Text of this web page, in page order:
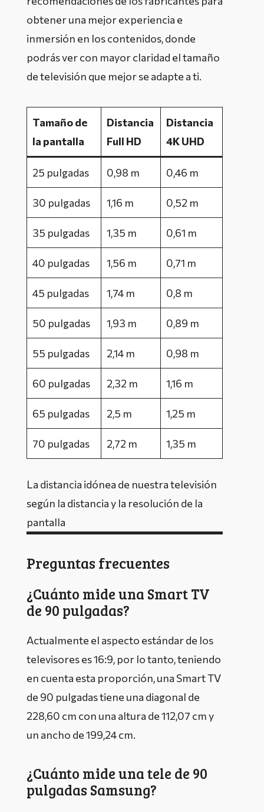
obtener una mejor experiencia e
inmersión en los contenidos, donde
podrás ver con mayor claridad el tamaño
de televisión que mejor se adapte a ti.
Tamaño de
la pantalla
Distancia
Full HD
Distancia
4K UHD
25 pulgadas 0,98 m 0,46 m
30 pulgadas 1,16 m 0,52 m
35 pulgadas 1,35 m 0,61 m
40 pulgadas 1,56 m 0,71 m
45 pulgadas 1,74 m 0,8 m
50 pulgadas 1,93 m 0,89 m
55 pulgadas 2,14 m 0,98 m
60 pulgadas 2,32 m 1,16 m
65 pulgadas 2,5 m 1,25 m
70 pulgadas 2,72 m 1,35 m
La distancia idónea de nuestra televisión
según la distancia y la resolución de la
pantalla
Preguntas frecuentes
¿Cuánto mide una Smart TV
de 90 pulgadas?
Actualmente el aspecto estándar de los
televisores es 16:9, por lo tanto, teniendo
en cuenta esta proporción, una Smart TV
de 90 pulgadas tiene una diagonal de
228,60 cm con una altura de 112,07 cm y
un ancho de 199,24 cm.
¿Cuánto mide una tele de 90
pulgadas Samsung?